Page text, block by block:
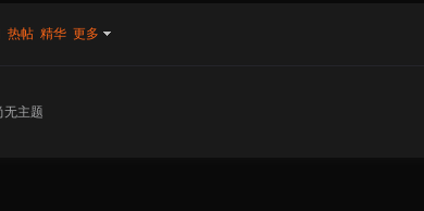
热帖 精华 更多
无主题